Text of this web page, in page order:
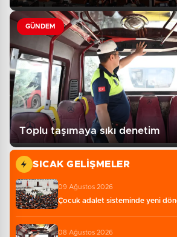
GÜNDEM
Toplu taşımaya sıkı denetim
SICAK GELIŞMELER
09 Ağustos 2026
Çocuk adalet sisteminde yeni
08 Ağustos 2026